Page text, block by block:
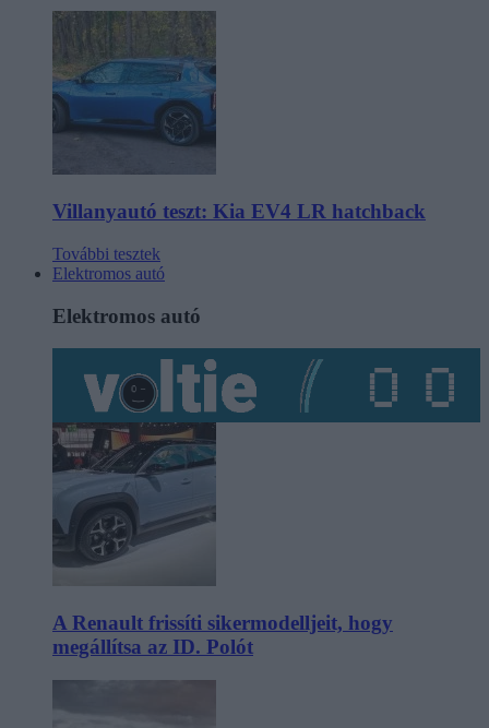
Villanyautó teszt: Kia EV4 LR hatchback
További tesztek
Elektromos autó
Elektromos autó
A Renault frissíti sikermodelljeit, hogy
megállítsa az ID. Polót